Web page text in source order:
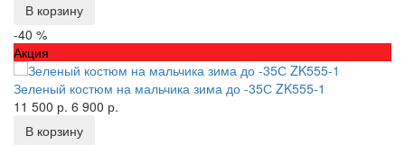
В корзину
-40 %
Акция
Зеленый костюм на мальчика зима до -35С ZK555-1
11 500 р. 6 900 р.
В корзину